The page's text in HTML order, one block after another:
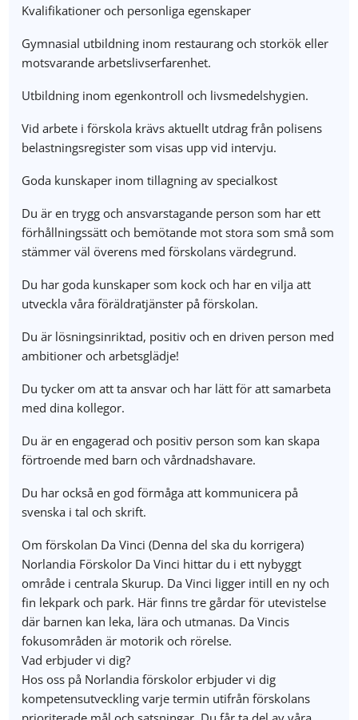
Kvalifikationer och personliga egenskaper
Gymnasial utbildning inom restaurang och storkök eller
motsvarande arbetslivserfarenhet.
Utbildning inom egenkontroll och livsmedelshygien.
Vid arbete i förskola krävs aktuellt utdrag från polisens
belastningsregister som visas upp vid intervju.
Goda kunskaper inom tillagning av specialkost
Du är en trygg och ansvarstagande person som har ett
förhållningssätt och bemötande mot stora som små som
stämmer väl överens med förskolans värdegrund.
Du har goda kunskaper som kock och har en vilja att
utveckla våra föräldratjänster på förskolan.
Du är lösningsinriktad, positiv och en driven person med
ambitioner och arbetsglädje!
Du tycker om att ta ansvar och har lätt för att samarbeta
med dina kollegor.
Du är en engagerad och positiv person som kan skapa
förtroende med barn och vårdnadshavare.
Du har också en god förmåga att kommunicera på
svenska i tal och skrift.
Om förskolan Da Vinci (Denna del ska du korrigera)
Norlandia Förskolor Da Vinci hittar du i ett nybyggt
område i centrala Skurup. Da Vinci ligger intill en ny och
fin lekpark och park. Här finns tre gårdar för utevistelse
där barnen kan leka, lära och utmanas. Da Vincis
fokusområden är motorik och rörelse.
Vad erbjuder vi dig?
Hos oss på Norlandia förskolor erbjuder vi dig
kompetensutveckling varje termin utifrån förskolans